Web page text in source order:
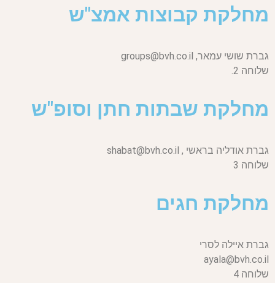
מחלקת קבוצות אמצ"ש
גברת שושי עמאר, groups@bvh.co.il
שלוחה 2.
מחלקת שבתות חתן וסופ"ש
גברת אודליה בראשי , shabat@bvh.co.il
שלוחה 3
מחלקת חגים
גברת איילה לסרי
ayala@bvh.co.il
שלוחה 4